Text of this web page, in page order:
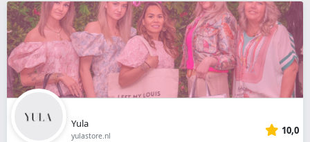
Yula
yulastore.nl 10,0